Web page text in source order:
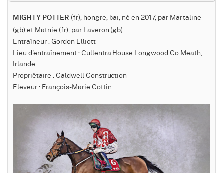
MIGHTY POTTER (fr), hongre, bai, né en 2017, par Martaline
(gb) et Matnie (fr), par Laveron (gb)
Entraîneur : Gordon Elliott
Lieu d'entraînement : Cullentra House Longwood Co Meath,
Irlande
Propriétaire : Caldwell Construction
Eleveur : François-Marie Cottin